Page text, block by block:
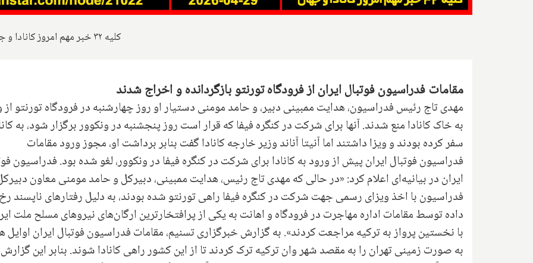
کلیه ۳۲ خبر مهم امروز کانادا و جهان
مقامات فدراسیون فوتبال ایران از فرودگاه تورنتو بازگردانده و اخراج شدند
مهدی تاج رئیس فدراسیون، هدایت ممبینی دبیر، و حامد مومنی دستیار او روز چهارشنبه در فرودگاه تورنتو از
به خاک کانادا منع شدند. آنها برای شرکت در کنگره فیفا که قرار است روز پنجشنبه در ونکوور برگزار شود، به
سفر کرده بودند و ویزا داشتند اما آنیتا آناند وزیر خارجه کانادا گفت بنابر برداشت او، مجوز ورود مقامات
فدراسیون فوتبال ایران پیش از ورود به کانادا برای شرکت در کنگره فیفا در ونکوور، لغو شده بود. فدراسیون
ایران در بیانیه‌ای اعلام کرد: «در حالی که مهدی تاج رئیس، هدایت ممبینی، دبیرکل و حامد مومنی معاون
فدراسیون با اخذ ویزای رسمی جهت شرکت در کنگره فیفا راهی تورنتو شده بودند، به دلیل رفتار‌های ناپسند رخ
داده توسط مقامات اداره مهاجرت در فرودگاه و اهانت به یکی از پرافتخارترین ارگان‌های نیرو‌های مسلح ملت
با نخستین پرواز به ترکیه مراجعت کردند». به گزارش خبرگزاری تسنیم، مقامات فدراسیون فوتبال ایران اوایل
به صورت زمینی تهران را به مقصد شهر وان ترکیه ترک کردند تا از این کشور راهی کانادا شوند. بنابر این